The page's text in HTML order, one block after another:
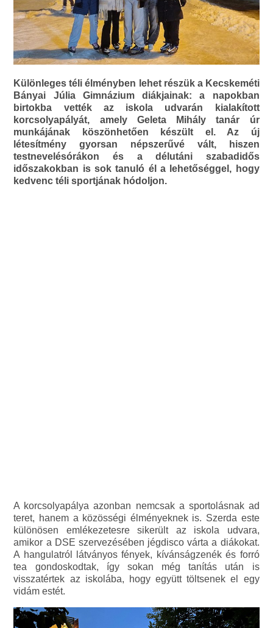
Különleges téli élményben lehet részük a Kecskeméti
Bányai Júlia Gimnázium diákjainak: a napokban
birtokba vették az iskola udvarán kialakított
korcsolyapályát, amely Geleta Mihály tanár úr
munkájának köszönhetően készült el. Az új
létesítmény gyorsan népszerűvé vált, hiszen
testnevelésórákon és a délutáni szabadidős
időszakokban is sok tanuló él a lehetőséggel, hogy
kedvenc téli sportjának hódoljon.
A korcsolyapálya azonban nemcsak a sportolásnak ad
teret, hanem a közösségi élményeknek is. Szerda este
különösen emlékezetesre sikerült az iskola udvara,
amikor a DSE szervezésében jégdisco várta a diákokat.
A hangulatról látványos fények, kívánságzenék és forró
tea gondoskodtak, így sokan még tanítás után is
visszatértek az iskolába, hogy együtt töltsenek el egy
vidám estét.